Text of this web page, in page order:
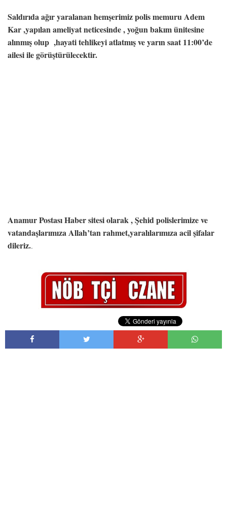
Saldırıda ağır yaralanan hemşerimiz polis memuru Adem
Kar ,yapılan ameliyat neticesinde , yoğun bakım ünitesine
alınmış olup ,hayati tehlikeyi atlatmış ve yarın saat 11:00’de
ailesi ile görüştürülecektir.
Anamur Postası Haber sitesi olarak , Şehid polislerimize ve
vatandaşlarımıza Allah’tan rahmet,yaralılarımıza acil şifalar
dileriz.